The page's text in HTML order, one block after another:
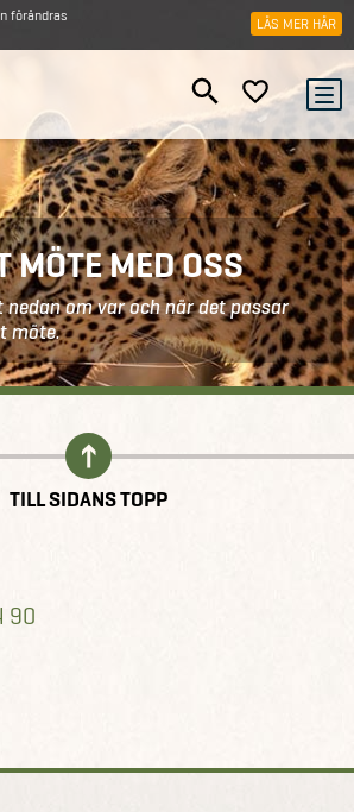
förändras LÄS MER HÄR
MÖTE MED OSS
om var och när det passar
möte.
TILL SIDANS TOPP
90